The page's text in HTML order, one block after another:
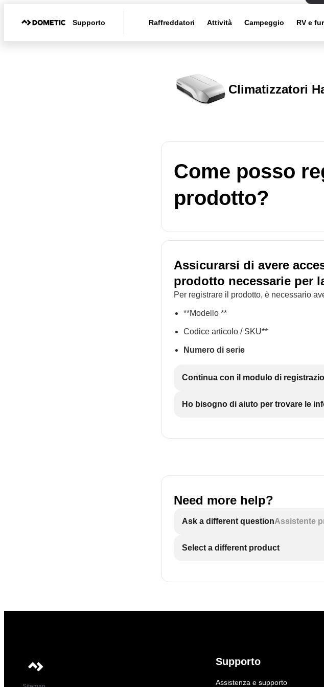
Supporto Raffreddatori Attività Campeggio RV e
Climatizzatori
Come posso
prodotto?
Assicurarsi di avere
prodotto necessarie per
Per registrare il prodotto, è necessario
**Modello **
Codice articolo / SKU**
Numero di serie
Continua con il modulo di
Ho bisogno di aiuto per trovare le
Need more help?
Ask a different questionAssistente
Select a different product
Supporto
Assistenza e supporto